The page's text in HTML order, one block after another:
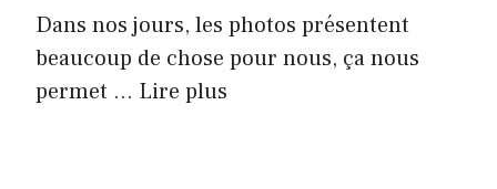
Dans nos jours, les photos présentent
beaucoup de chose pour nous, ça nous
permet … Lire plus